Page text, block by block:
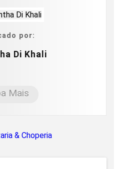
por:
Di Khali
Mais